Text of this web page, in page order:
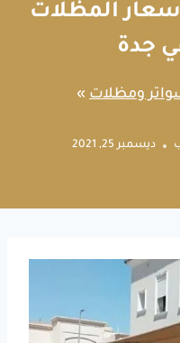
اسعار المظلات
جدة
ومظلات »
ديسمبر 25, 2021